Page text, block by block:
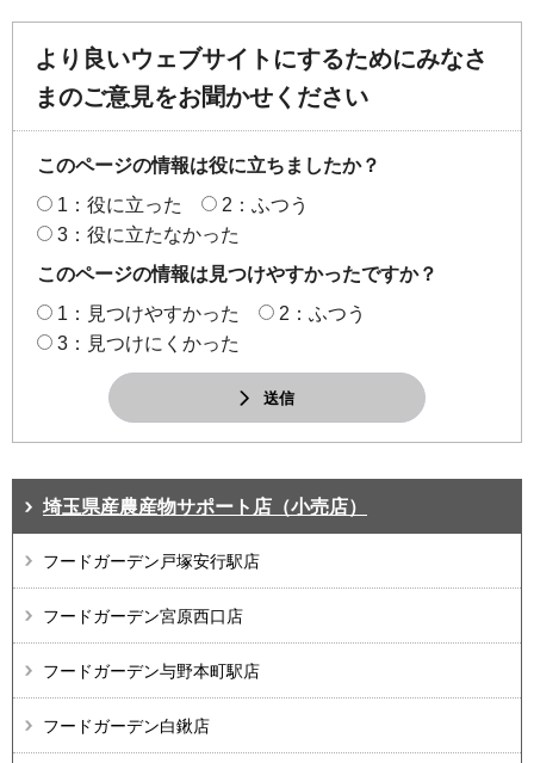
より良いウェブサイトにするためにみなさ
まのご意見をお聞かせください
このページの情報は役に立ちましたか？
1：役に立った
2：ふつう
3：役に立たなかった
このページの情報は見つけやすかったですか？
1：見つけやすかった
2：ふつう
3：見つけにくかった
送信
埼玉県産農産物サポート店（小売店）
フードガーデン戸塚安行駅店
フードガーデン宮原西口店
フードガーデン与野本町駅店
フードガーデン白鍬店